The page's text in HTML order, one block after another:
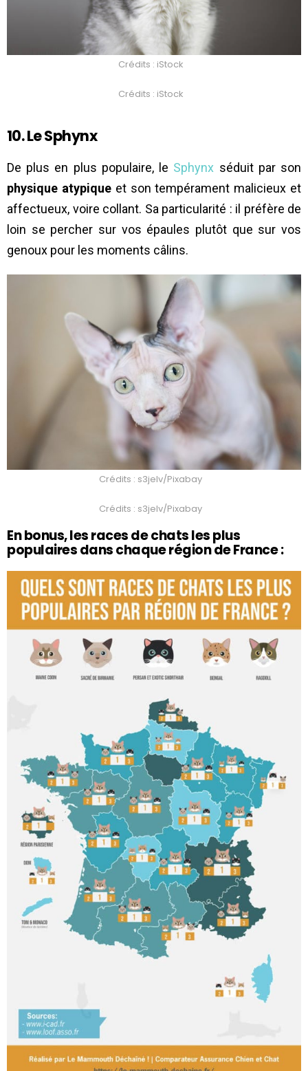
Crédits : iStock
Crédits : iStock
10. Le Sphynx
De plus en plus populaire, le Sphynx séduit par son
physique atypique et son tempérament malicieux et
affectueux, voire collant. Sa particularité : il préfère de
loin se percher sur vos épaules plutôt que sur vos
genoux pour les moments câlins.
Crédits : s3jelv/Pixabay
Crédits : s3jelv/Pixabay
En bonus, les races de chats les plus
populaires dans chaque région de France :